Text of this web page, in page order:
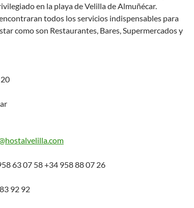
en la playa de Velilla de Almuñécar.
todos los servicios indispensables para
como son Restaurantes, Bares, Supermercados y
63 07 58 +34 958 88 07 26
92 92